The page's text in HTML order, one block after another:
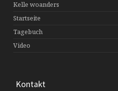
Kelle woanders
Startseite
Tagebuch
Video
Kontakt